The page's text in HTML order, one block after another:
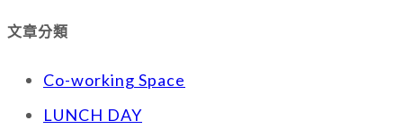
文章分類
Co-working Space
LUNCH DAY